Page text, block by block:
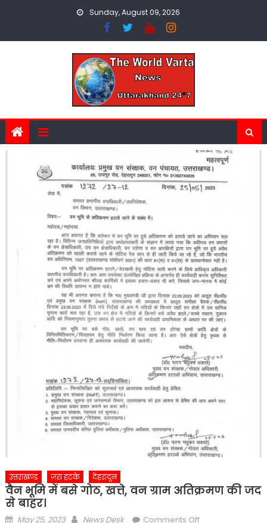
Sunday, August 09, 2026
उत्तराखण्ड ज़रा हटके देहरादून
वैन भूमि में बसे गोठ, खत्ते, वन ग्राम अतिक्रमण की जद
से बाहर।
Posted
May 25, 2023 Author
News Desk Comments Offon